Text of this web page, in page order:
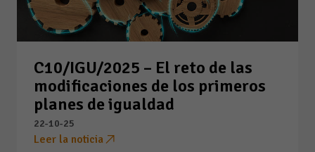
C10/IGU/2025 – El reto de las
modificaciones de los primeros
planes de igualdad
22-10-25
Leer la noticia